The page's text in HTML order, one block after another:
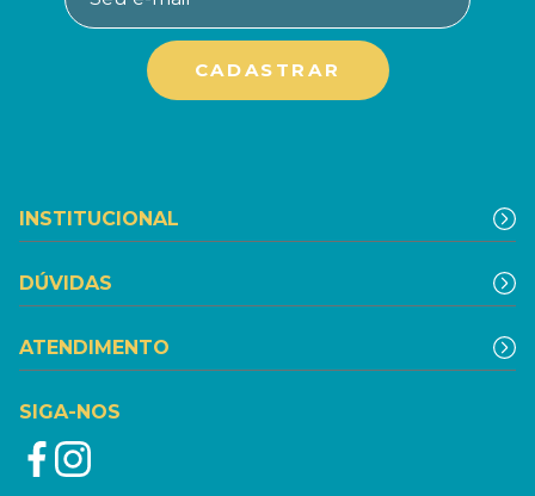
INSTITUCIONAL
DÚVIDAS
ATENDIMENTO
SIGA-NOS